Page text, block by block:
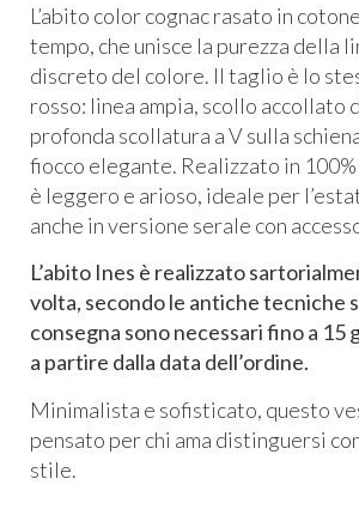
L’abito color cognac rasato in
tempo, che unisce la purezza della
discreto del colore. Il taglio è lo
rosso: linea ampia, scollo accollato
profonda scollatura a V sulla
fiocco elegante. Realizzato in
è leggero e arioso, ideale per
anche in versione serale con
L’abito Ines è realizzato
volta, secondo le antiche tecniche
consegna sono necessari fino a 15
a partire dalla data dell’ordine.
Minimalista e sofisticato, questo
pensato per chi ama distinguersi
stile.